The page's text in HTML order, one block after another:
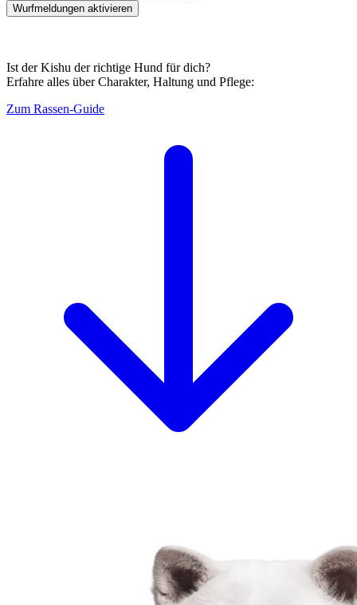
Wurfmeldungen aktivieren
Ist der Kishu der richtige Hund für dich?
Erfahre alles über Charakter, Haltung und Pflege:
Zum Rassen-Guide